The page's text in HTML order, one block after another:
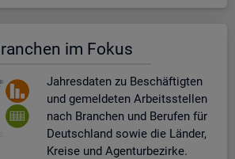
im Fokus
Jah­res­da­ten zu Be­schäf­tig­ten
und ge­mel­de­ten Ar­beits­stel­len
nach Bran­chen und Be­ru­fen für
Deutsch­land sowie die Län­der,
Krei­se und Agen­tur­be­zir­ke.